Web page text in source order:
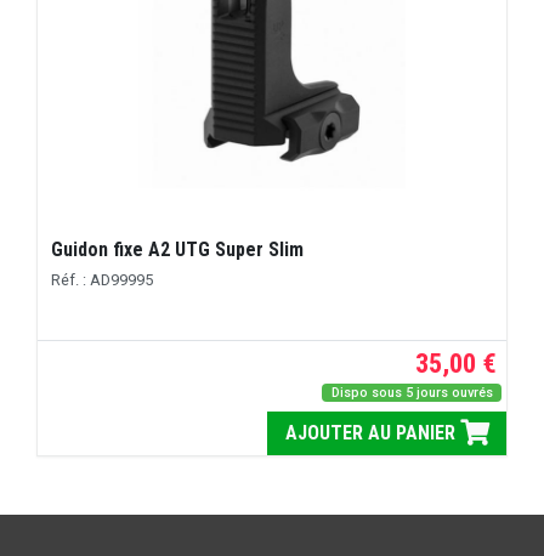
Guidon fixe A2 UTG Super Slim
Réf. : AD99995
35,00 €
Dispo sous 5 jours ouvrés
AJOUTER AU PANIER